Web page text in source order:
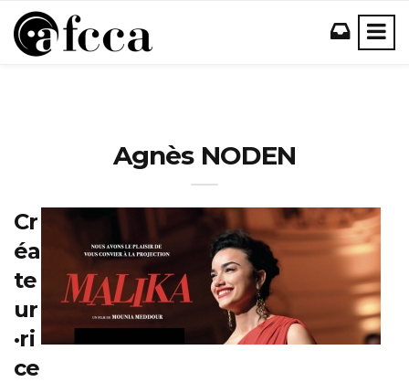
Agnès NODEN
Cr
éa
te
ur
·ri
ce